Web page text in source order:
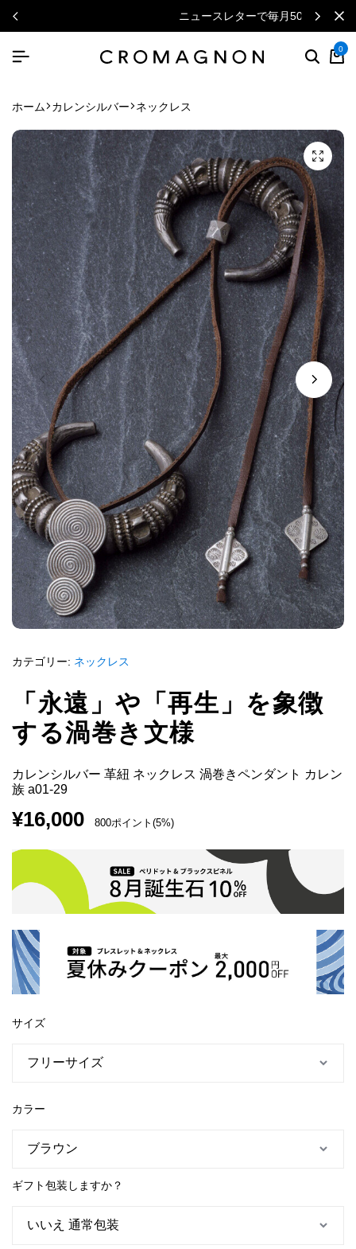
ニュースレターで毎月500円クーポン
0
ホーム カレンシルバー ネックレス
カテゴリー: ネックレス
「永遠」や「再生」を象徴
する渦巻き文様
カレンシルバー 革紐 ネックレス 渦巻きペンダント カレン
族 a01-29
¥16,000 800ポイント(5%)
サイズ
カラー
ギフト包装しますか？